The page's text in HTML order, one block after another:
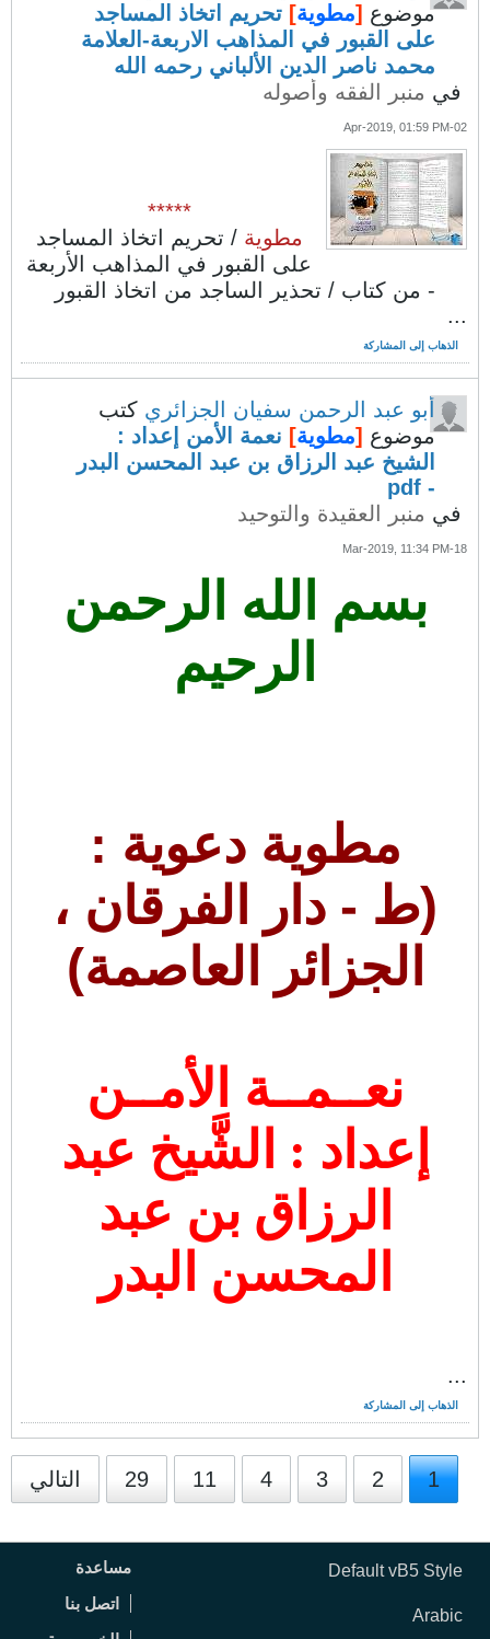
موضوع [مطوية] تحريم اتخاذ المساجد
على القبور في المذاهب الاربعة-العلامة
محمد ناصر الدين الألباني رحمه الله
في منبر الفقه وأصوله
02-Apr-2019, 01:59 PM
*****
مطوية / تحريم اتخاذ المساجد
على القبور في المذاهب الأربعة
- من كتاب / تحذير الساجد من اتخاذ القبور
...
الذهاب إلى المشاركة
أبو عبد الرحمن سفيان الجزائري كتب
موضوع [مطوية] نعمة الأمن إعداد :
الشيخ عبد الرزاق بن عبد المحسن البدر
- pdf
في منبر العقيدة والتوحيد
18-Mar-2019, 11:34 PM
بسم الله الرحمن
الرحيم
مطوية دعوية :
(ط - دار الفرقان ،
الجزائر العاصمة)
نعــمــة الأمــن
إعداد : الشَّيخ عبد
الرزاق بن عبد
المحسن البدر
...
الذهاب إلى المشاركة
1
2
3
4
11
29 التالي
Default vB5 Style
Arabic
مساعدة
اتصل بنا